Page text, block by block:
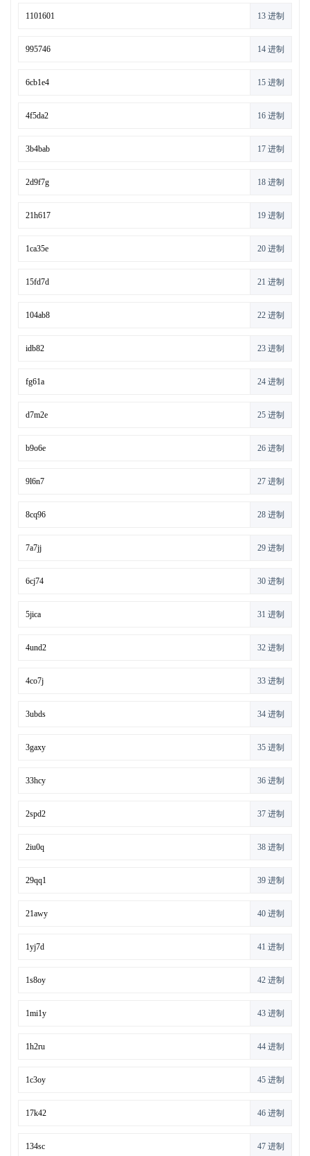
13 进制
14 进制
15 进制
16 进制
17 进制
18 进制
19 进制
20 进制
21 进制
22 进制
23 进制
24 进制
25 进制
26 进制
27 进制
28 进制
29 进制
30 进制
31 进制
32 进制
33 进制
34 进制
35 进制
36 进制
37 进制
38 进制
39 进制
40 进制
41 进制
42 进制
43 进制
44 进制
45 进制
46 进制
47 进制